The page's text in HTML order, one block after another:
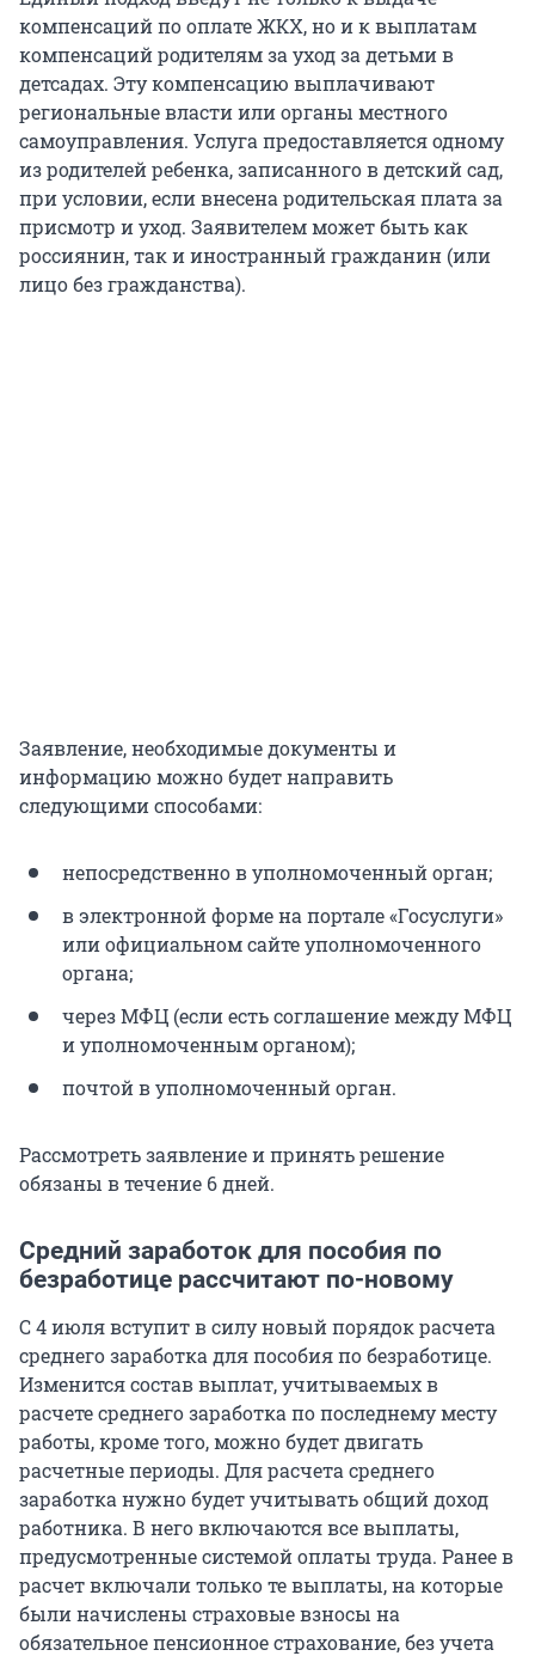
компенсаций по оплате ЖКХ, но и к выплатам
компенсаций родителям за уход за детьми в
детсадах. Эту компенсацию выплачивают
региональные власти или органы местного
самоуправления. Услуга предоставляется одному
из родителей ребенка, записанного в детский сад,
при условии, если внесена родительская плата за
присмотр и уход. Заявителем может быть как
россиянин, так и иностранный гражданин (или
лицо без гражданства).
Заявление, необходимые документы и
информацию можно будет направить
следующими способами:
непосредственно в уполномоченный орган;
в электронной форме на портале «Госуслуги»
или официальном сайте уполномоченного
органа;
через МФЦ (если есть соглашение между МФЦ
и уполномоченным органом);
почтой в уполномоченный орган.
Рассмотреть заявление и принять решение
обязаны в течение 6 дней.
Средний заработок для пособия по
безработице рассчитают по-новому
С 4 июля вступит в силу новый порядок расчета
среднего заработка для пособия по безработице.
Изменится состав выплат, учитываемых в
расчете среднего заработка по последнему месту
работы, кроме того, можно будет двигать
расчетные периоды. Для расчета среднего
заработка нужно будет учитывать общий доход
работника. В него включаются все выплаты,
предусмотренные системой оплаты труда. Ранее в
расчет включали только те выплаты, на которые
были начислены страховые взносы на
обязательное пенсионное страхование, без учета